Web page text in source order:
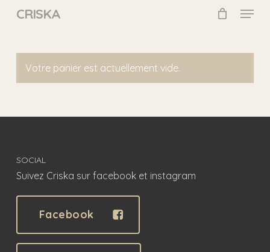
CRISKA Menu
Votre panier est actuellement vide.
SOCIAL
Suivez Criska sur facebook et instagram
Facebook